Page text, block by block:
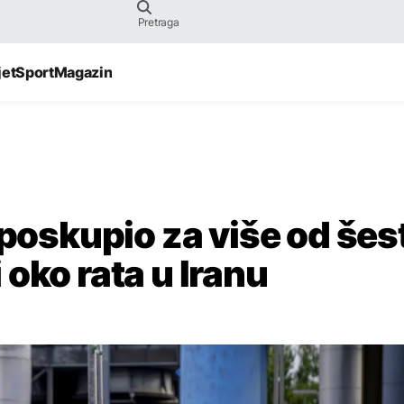
SportMagazin
za više od
rata u Iranu